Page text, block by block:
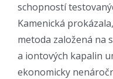
schopností
Kamenická
metoda založená na
a iontových kapalin
ekonomicky